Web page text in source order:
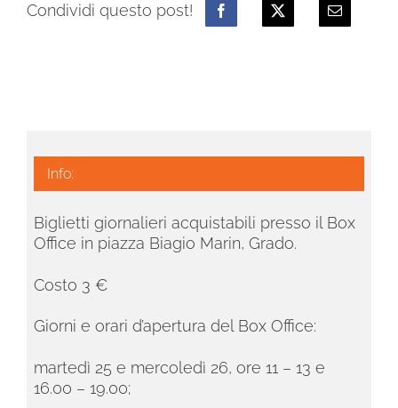
Condividi questo post!
Info:
Biglietti giornalieri acquistabili presso il Box
Office in piazza Biagio Marin, Grado.
Costo 3 €
Giorni e orari d’apertura del Box Office:
martedì 25 e mercoledì 26, ore 11 – 13 e
16.00 – 19.00;